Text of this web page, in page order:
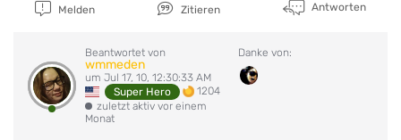
Melden Zitieren Antworten
Beantwortet von
wmmeden
um Jul 17, 10, 12:30:33 AM
Super Hero
1204
zuletzt aktiv vor einem
Monat
Danke von: